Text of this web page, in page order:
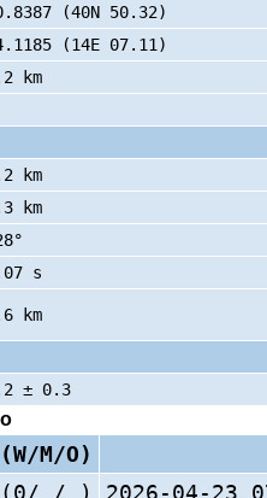
(40N 50.32)
(14E 07.11)
km
km
km
s
km
± 0.3
M/O)
(0/ / )
2026-04-